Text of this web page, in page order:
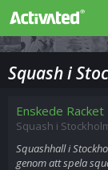
Squash i
Enskede Racket
Squash i
Squashhall i
genom att spela